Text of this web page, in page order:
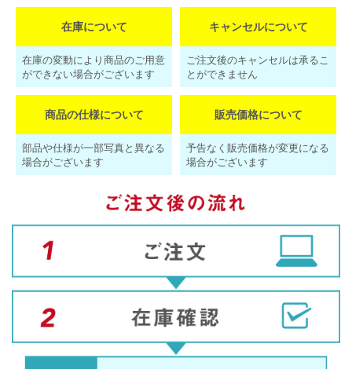
在庫について
在庫の変動により商品のご用意
ができない場合がございます
キャンセルについて
ご注文後のキャンセルは承るこ
とができません
商品の仕様について
部品や仕様が一部写真と異なる
場合がございます
販売価格について
予告なく販売価格が変更になる
場合がございます